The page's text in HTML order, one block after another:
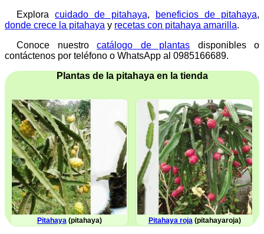
Exploracuidado de pitahaya, beneficios de pitahaya,
donde crece la pitahaya y recetas con pitahaya amarilla.
Conoce nuestro catálogo de plantas disponibles o
contáctenos por teléfono o WhatsApp al 0985166689.
Plantas de la pitahaya en la tienda
Pitahaya (pitahaya) Pitahaya roja (pitahayaroja)